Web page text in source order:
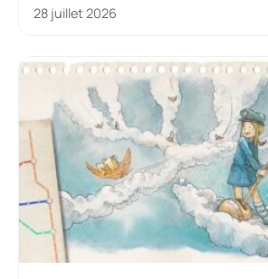
28 juillet 2026